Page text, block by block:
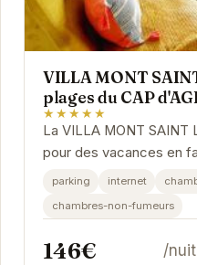
VILLA MONT
plages du CAP
★★★★★
La VILLA MONT SAINT
pour des vacances en
à proximité des plages
parking internet
chambres-non-fumeurs
146€ /nuit